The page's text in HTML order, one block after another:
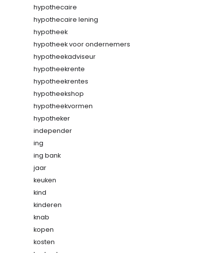
hypothecaire
hypothecaire lening
hypotheek
hypotheek voor ondernemers
hypotheekadviseur
hypotheekrente
hypotheekrentes
hypotheekshop
hypotheekvormen
hypotheker
independer
ing
ing bank
jaar
keuken
kind
kinderen
knab
kopen
kosten